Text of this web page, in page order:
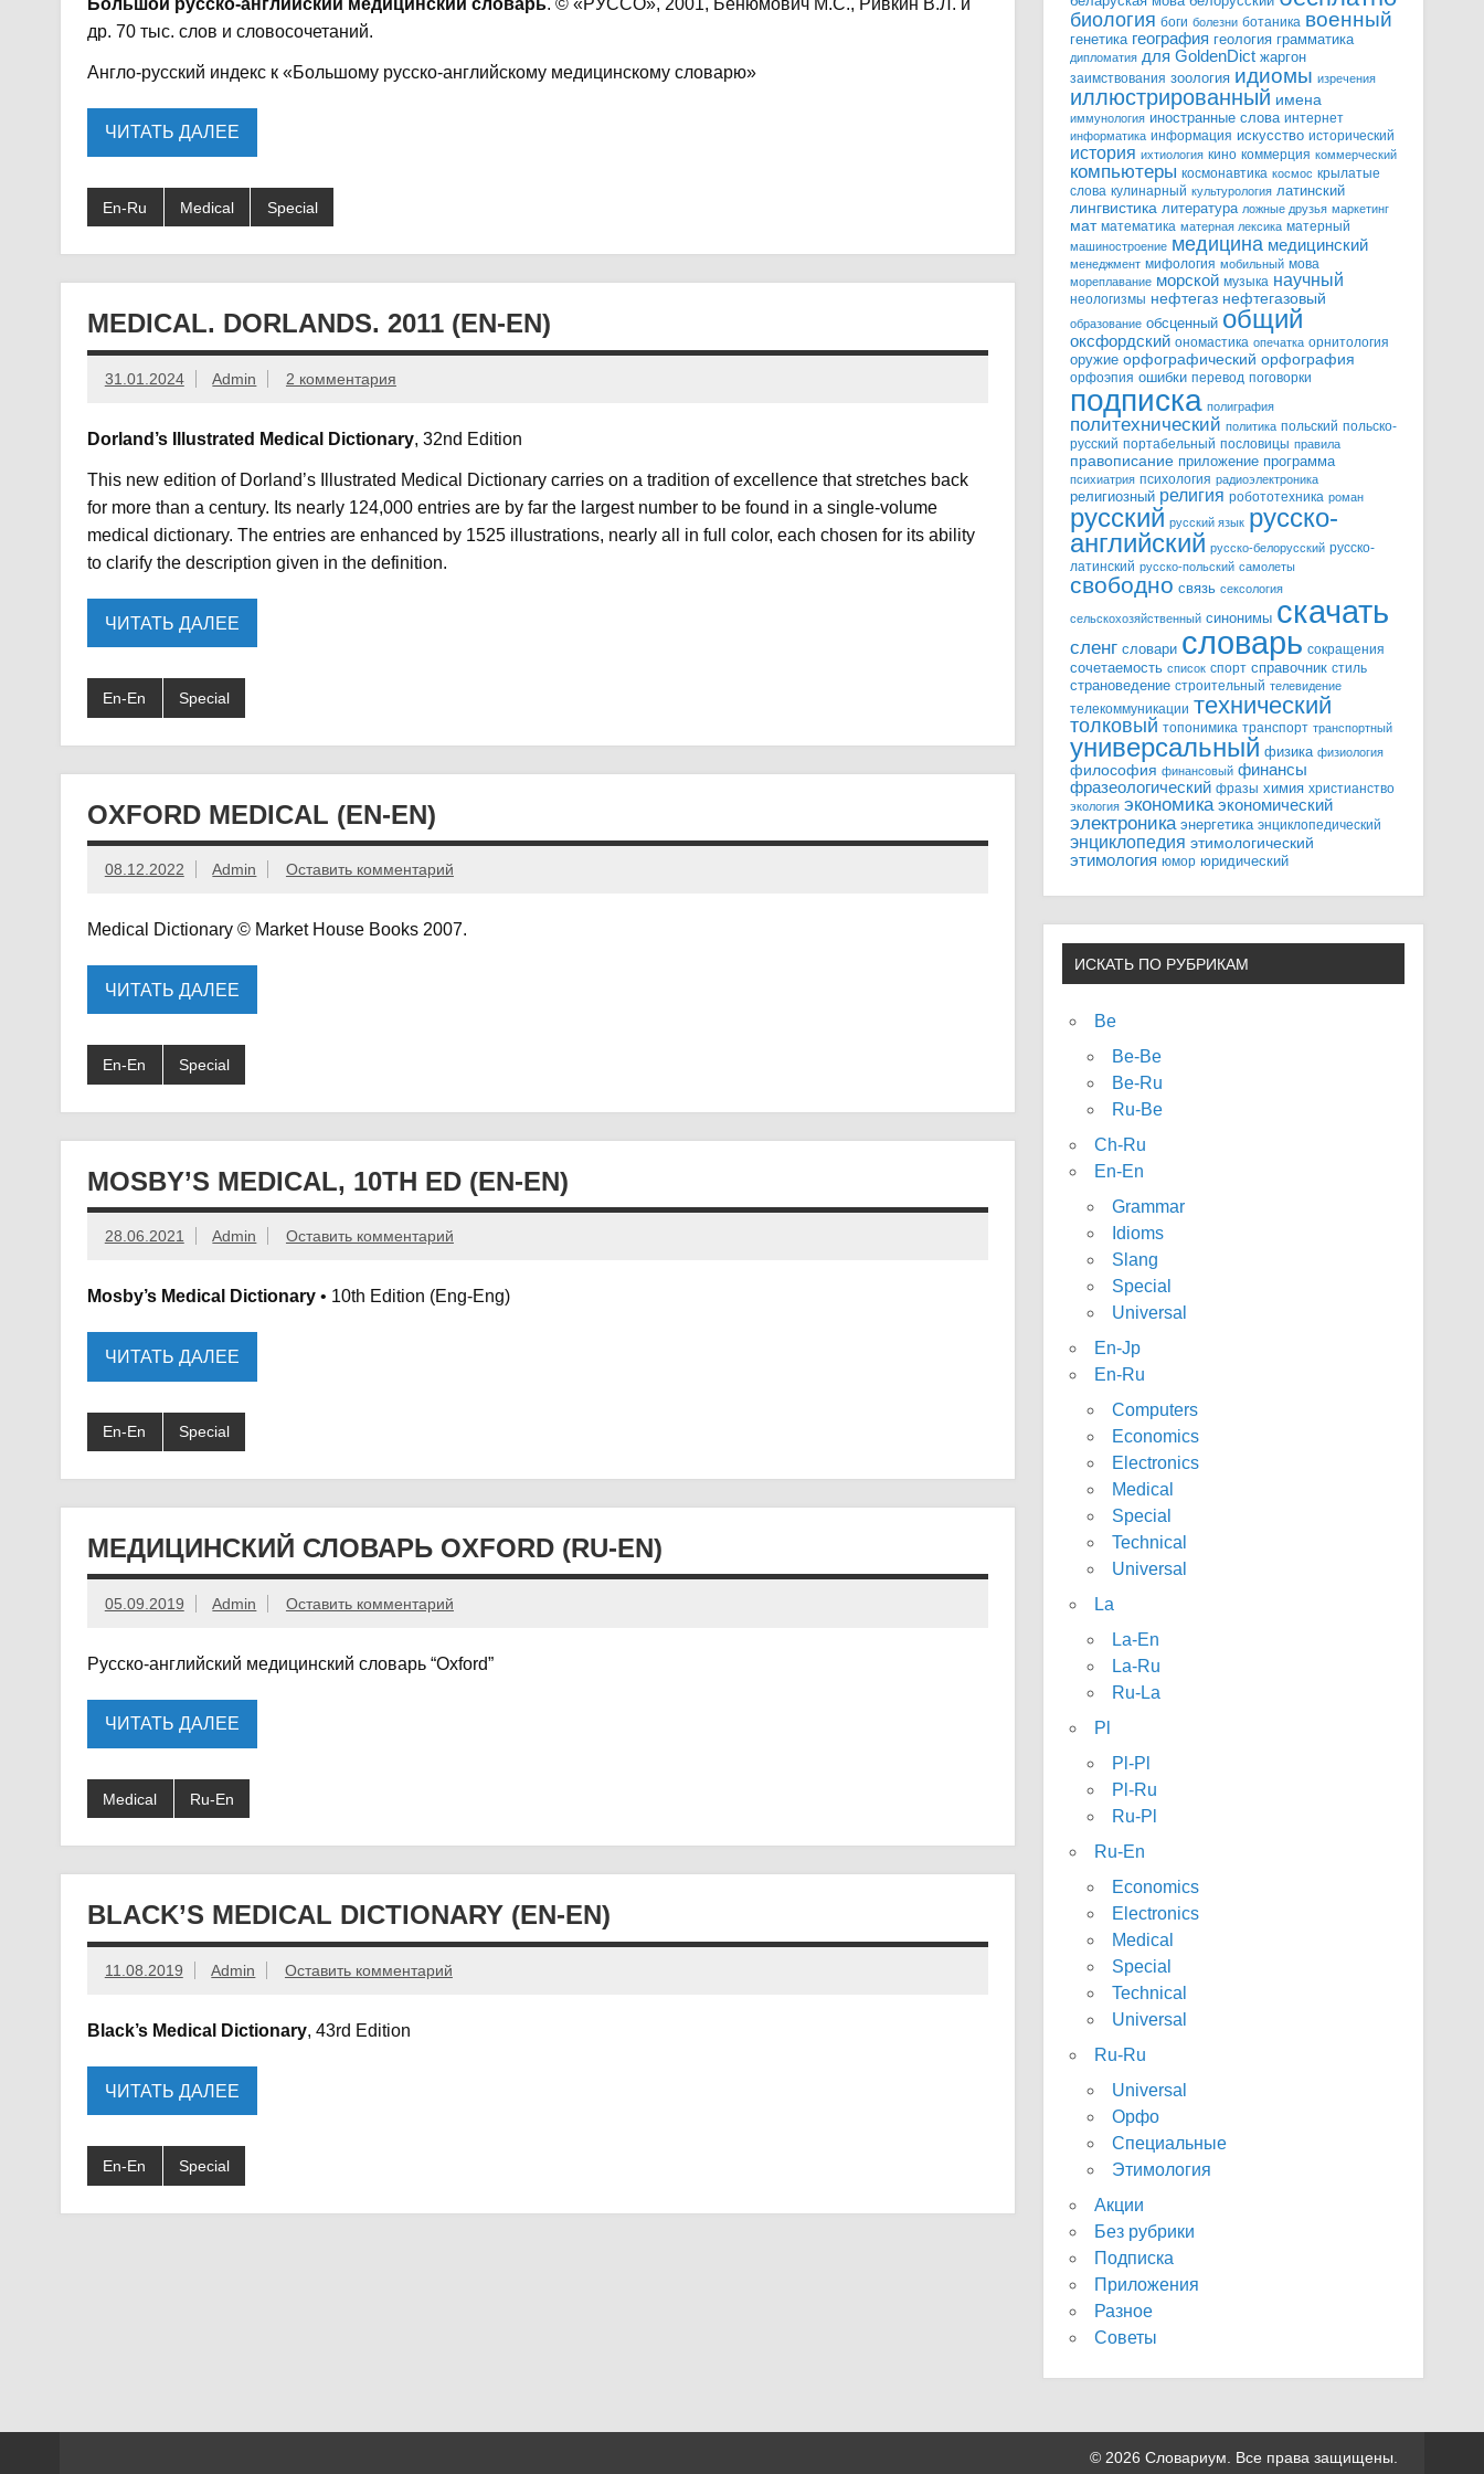
др. 70 тыс. слов и словосочетаний.
Англо-русский индекс к «Большому русско-английскому медицинскому словарю»
ЧИТАТЬ ДАЛЕЕ
En-Ru Medical Special
MEDICAL. DORLANDS. 2011 (EN-EN)
31.01.2024 Admin 2 комментария
Dorland’s Illustrated Medical Dictionary, 32nd Edition
This new edition of Dorland’s Illustrated Medical Dictionary carries on a tradition of excellence that stretches back
for more than a century. Its nearly 124,000 entries are by far the largest number to be found in a single-volume
medical dictionary. The entries are enhanced by 1525 illustrations, nearly all in full color, each chosen for its ability
to clarify the description given in the definition.
ЧИТАТЬ ДАЛЕЕ
En-En Special
OXFORD MEDICAL (EN-EN)
08.12.2022 Admin Оставить комментарий
Medical Dictionary © Market House Books 2007.
ЧИТАТЬ ДАЛЕЕ
En-En Special
MOSBY’S MEDICAL, 10TH ED (EN-EN)
28.06.2021 Admin Оставить комментарий
Mosby’s Medical Dictionary• 10th Edition (Eng-Eng)
ЧИТАТЬ ДАЛЕЕ
En-En Special
МЕДИЦИНСКИЙ СЛОВАРЬ OXFORD (RU-EN)
05.09.2019 Admin Оставить комментарий
Русско-английский медицинский словарь “Oxford”
ЧИТАТЬ ДАЛЕЕ
Medical Ru-En
BLACK’S MEDICAL DICTIONARY (EN-EN)
11.08.2019 Admin Оставить комментарий
Black’s Medical Dictionary, 43rd Edition
ЧИТАТЬ ДАЛЕЕ
En-En Special
биология боги болезни ботаника военный
генетика география геология грамматика
дипломатия для GoldenDict жаргон
заимствования зоология идиомы изречения
иллюстрированный имена
иммунология иностранные слова интернет
информатика информация искусство исторический
история ихтиология кино коммерция коммерческий
компьютеры космонавтика космос крылатые
слова кулинарный культурология латинский
лингвистика литература ложные друзья маркетинг
мат математика матерная лексика матерный
машиностроение медицина медицинский
менеджмент мифология мобильный мова
мореплавание морской музыка научный
неологизмы нефтегаз нефтегазовый
образование обсценный общий
оксфордский ономастика опечатка орнитология
оружие орфографический орфография
орфоэпия ошибки перевод поговорки
подписка полиграфия
политехнический политика польский польско-
русский портабельный пословицы правила
правописание приложение программа
психиатрия психология радиоэлектроника
религиозный религия робототехника роман
русский русский язык русско-
английский русско-белорусский русско-
латинский русско-польский самолеты
свободно связь сексология
сельскохозяйственный синонимы скачать
сленг словари словарь сокращения
сочетаемость список спорт справочник стиль
страноведение строительный телевидение
телекоммуникации технический
толковый топонимика транспорт транспортный
универсальный физика физиология
философия финансовый финансы
фразеологический фразы химия христианство
экология экономика экономический
электроника энергетика энциклопедический
энциклопедия этимологический
этимология юмор юридический
ИСКАТЬ ПО РУБРИКАМ
Be
Be-Be
Be-Ru
Ru-Be
Ch-Ru
En-En
Grammar
Idioms
Slang
Special
Universal
En-Jp
En-Ru
Computers
Economics
Electronics
Medical
Special
Technical
Universal
La
La-En
La-Ru
Ru-La
Pl
Pl-Pl
Pl-Ru
Ru-Pl
Ru-En
Economics
Electronics
Medical
Special
Technical
Universal
Ru-Ru
Universal
Орфо
Специальные
Этимология
Акции
Без рубрики
Подписка
Приложения
Разное
Советы
© 2026 Словариум. Все права защищены.